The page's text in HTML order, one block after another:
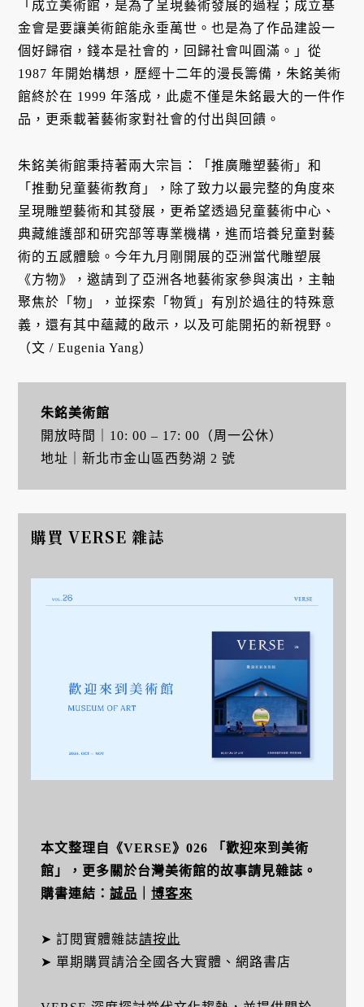
「成立美術館，是為了呈現藝術發展的過程；成立基
金會是要讓美術館能永垂萬世。也是為了作品建設一
個好歸宿，錢本是社會的，回歸社會叫圓滿。」從
1987 年開始構想，歷經十二年的漫長籌備，朱銘美術
館終於在 1999 年落成，此處不僅是朱銘最大的一件作
品，更乘載著藝術家對社會的付出與回饋。
朱銘美術館秉持著兩大宗旨：「推廣雕塑藝術」和
「推動兒童藝術教育」，除了致力以最完整的角度來
呈現雕塑藝術和其發展，更希望透過兒童藝術中心、
典藏維護部和研究部等專業機構，進而培養兒童對藝
術的五感體驗。今年九月剛開展的亞洲當代雕塑展
《方物》，邀請到了亞洲各地藝術家參與演出，主軸
聚焦於「物」，並探索「物質」有別於過往的特殊意
義，還有其中蘊藏的啟示，以及可能開拓的新視野。
（文 / Eugenia Yang）
朱銘美術館
開放時間｜10: 00 – 17: 00（周一公休）
地址｜新北市金山區西勢湖 2 號
購買 VERSE 雜誌
本文整理自《VERSE》026 「歡迎來到美術
館」，更多關於台灣美術館的故事請見雜誌。
購書連結： 誠品 博客來
➤ 訂閱實體雜誌請按此
➤ 單期購買請洽全國各大實體、網路書店